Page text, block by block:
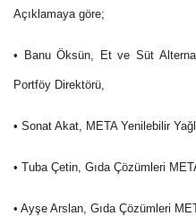
Açıklamaya göre;
• Banu Öksün, Et ve Süt
Portföy Direktörü,
• Sonat Akat, META Yenilebilir
• Tuba Çetin, Gıda Çözümleri
• Ayşe Arslan, Gıda Çözümleri